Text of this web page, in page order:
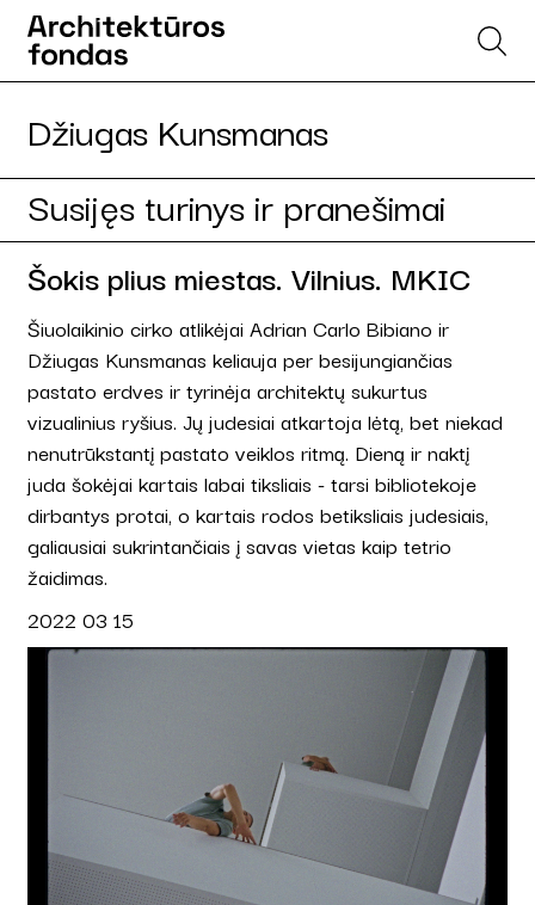
Džiugas Kunsmanas
Susijęs turinys ir pranešimai
Šokis plius miestas. Vilnius. MKIC
Šiuolaikinio cirko atlikėjai Adrian Carlo Bibiano ir
Džiugas Kunsmanas keliauja per besijungiančias
pastato erdves ir tyrinėja architektų sukurtus
vizualinius ryšius. Jų judesiai atkartoja lėtą, bet niekad
nenutrūkstantį pastato veiklos ritmą. Dieną ir naktį
juda šokėjai kartais labai tiksliais - tarsi bibliotekoje
dirbantys protai, o kartais rodos betiksliais judesiais,
galiausiai sukrintančiais į savas vietas kaip tetrio
žaidimas.
2022 03 15